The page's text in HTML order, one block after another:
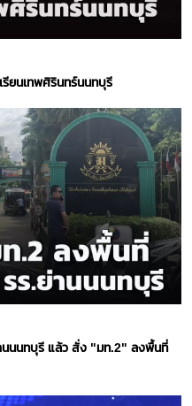
รียนเทพศิรินทร์นนทบุรี
นนนทบุรี แล้ว สั่ง "มท.2" ลงพื้นที่